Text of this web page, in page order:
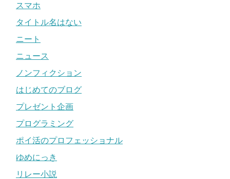
スマホ
タイトル名はない
ニート
ニュース
ノンフィクション
はじめてのブログ
プレゼント企画
プログラミング
ポイ活のプロフェッショナル
ゆめにっき
リレー小説